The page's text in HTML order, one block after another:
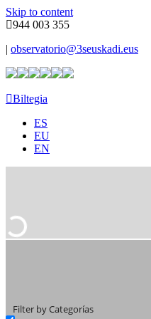
Skip to content
944 003 355
| observatorio@3seuskadi.eus
Biltegia
ES
EU
EN
Filter by Categorías